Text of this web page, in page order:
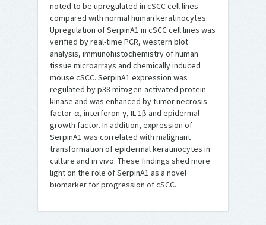
noted to be upregulated in cSCC cell lines
compared with normal human keratinocytes.
Upregulation of SerpinA1 in cSCC cell lines was
verified by real-time PCR, western blot
analysis, immunohistochemistry of human
tissue microarrays and chemically induced
mouse cSCC. SerpinA1 expression was
regulated by p38 mitogen-activated protein
kinase and was enhanced by tumor necrosis
factor-α, interferon-γ, IL-1β and epidermal
growth factor. In addition, expression of
SerpinA1 was correlated with malignant
transformation of epidermal keratinocytes in
culture and in vivo. These findings shed more
light on the role of SerpinA1 as a novel
biomarker for progression of cSCC.